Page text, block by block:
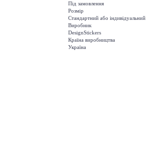
Під замовлення
Розмір
Стандартний або індивідуальний
Виробник
DesignStickers
Країна виробництва
Україна